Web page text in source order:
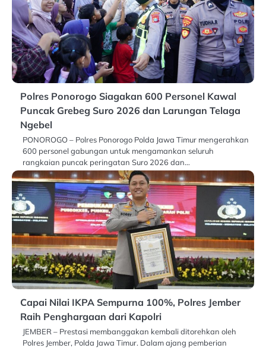
Polres Ponorogo Siagakan 600 Personel Kawal
Puncak Grebeg Suro 2026 dan Larungan Telaga
Ngebel
PONOROGO – Polres Ponorogo Polda Jawa Timur mengerahkan
600 personel gabungan untuk mengamankan seluruh
rangkaian puncak peringatan Suro 2026 dan…
Capai Nilai IKPA Sempurna 100%, Polres Jember
Raih Penghargaan dari Kapolri
JEMBER – Prestasi membanggakan kembali ditorehkan oleh
Polres Jember, Polda Jawa Timur. Dalam ajang pemberian